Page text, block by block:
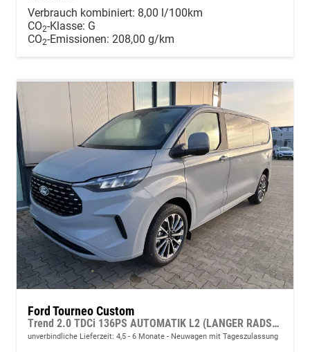
Verbrauch kombiniert: 8,00 l/100km
CO2-Klasse: G
CO2-Emissionen: 208,00 g/km
Ford Tourneo Custom
Trend 2.0 TDCi 136PS AUTOMATIK L2 (LANGER RADSTAND) H1, 5 Jahre Garantie, 8 Plätze, 16" Alu, Parksensoren vo/hi, Rückfahrkamera, LED-Scheinwerfer, Keyless, Sitzheizung, Radio 13" inkl. Wireless AndroidAuto/Apple CarPlay, Tempomat, Klimaautomatik
unverbindliche Lieferzeit: 4,5 - 6 Monate Neuwagen mit Tageszulassung